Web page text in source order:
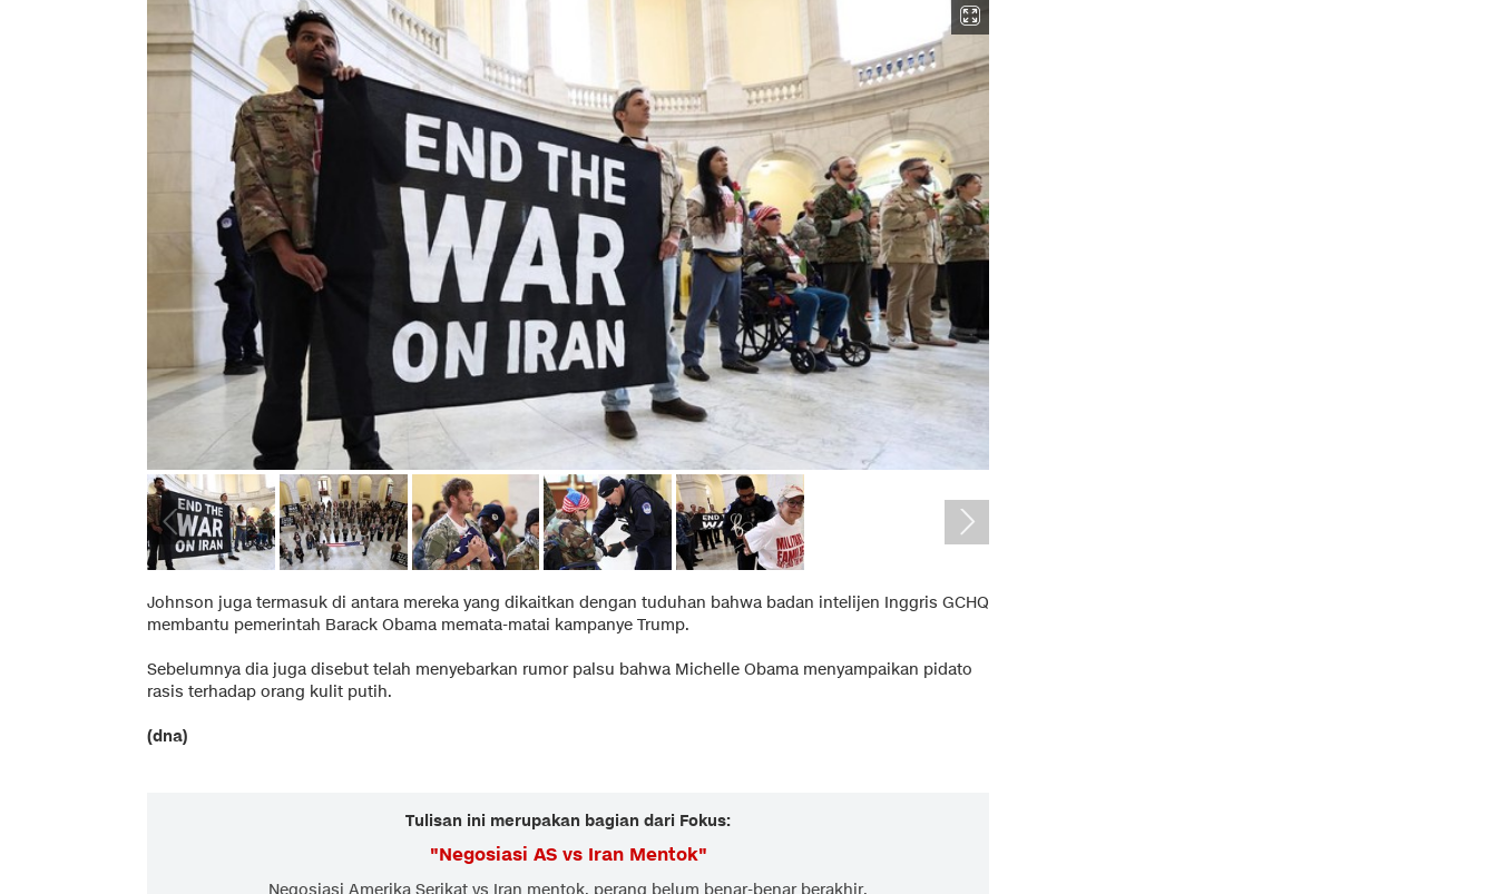
Johnson juga termasuk di antara mereka yang dikaitkan dengan tuduhan bahwa badan intelijen Inggris GCHQ
membantu pemerintah Barack Obama memata-matai kampanye Trump.
Sebelumnya dia juga disebut telah menyebarkan rumor palsu bahwa Michelle Obama menyampaikan pidato
rasis terhadap orang kulit putih.
(dna)
Tulisan ini merupakan bagian dari Fokus:
"Negosiasi AS vs Iran Mentok"